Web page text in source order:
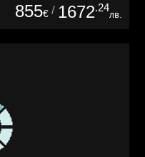
855€ / 1672.24
лв.